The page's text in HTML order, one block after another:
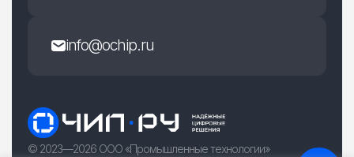
info@ochip.ru
© 2023—2026 ООО «Промышленные технологии»